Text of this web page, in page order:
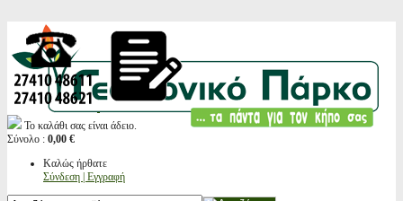
Το καλάθι σας είναι άδειο.
Σύνολο : 0,00 €
Καλώς ήρθατε
Σύνδεση | Εγγραφή